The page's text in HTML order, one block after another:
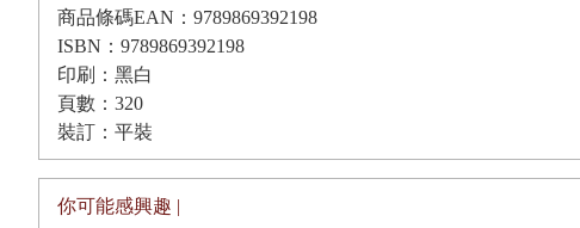
深夜，在小鎮的狹窄街巷裡，人們輕聲講述著關於那些敢於提問的
後來他們走了，再也沒有人見過他們。
另一些人曾試圖攀上擋住太陽的高聳石牆。
年復一年。
商品條碼EAN：9789869392198
ISBN：9789869392198
印刷：黑白
頁數：320
裝訂：平裝
你可能感興趣 |